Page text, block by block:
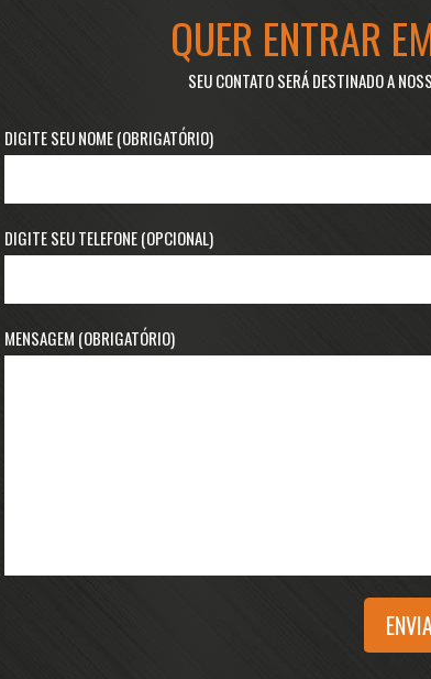
QUER ENTRAR
SEU CONTATO SERÁ DESTINADO A
DIGITE SEU NOME (OBRIGATÓRIO)
DIGITE SEU TELEFONE (OPCIONAL)
MENSAGEM (OBRIGATÓRIO)